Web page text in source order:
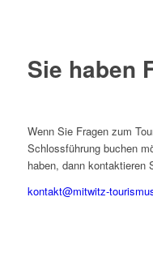
Sie haben
Wenn Sie Fragen zum
Schlossführung buchen
haben, dann kontaktieren
kontakt@mitwitz-